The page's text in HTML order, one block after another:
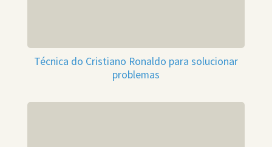
Técnica do Cristiano Ronaldo para solucionar
problemas